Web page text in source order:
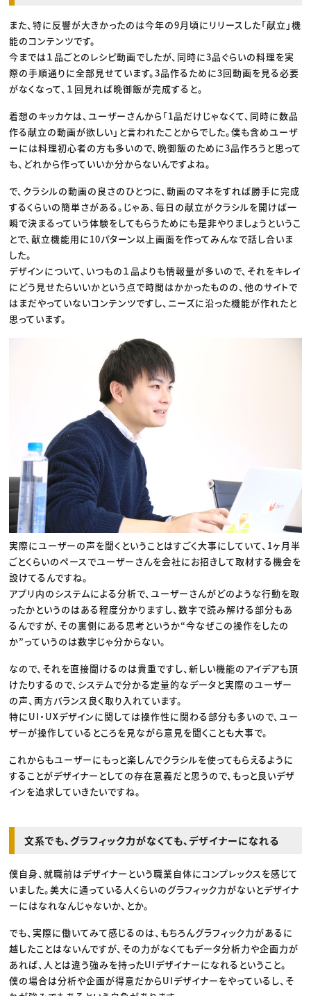
また、特に反響が大きかったのは今年の9月頃にリリースした「献立」機
能のコンテンツです。
今までは１品ごとのレシピ動画でしたが、同時に3品ぐらいの料理を実
際の手順通りに全部見せています。3品作るために3回動画を見る必要
がなくなって、１回見れば晩御飯が完成すると。
着想のキッカケは、ユーザーさんから「1品だけじゃなくて、同時に数品
作る献立の動画が欲しい」と言われたことからでした。僕も含めユーザ
ーには料理初心者の方も多いので、晩御飯のために3品作ろうと思って
も、どれから作っていいか分からないんですよね。
で、クラシルの動画の良さのひとつに、動画のマネをすれば勝手に完成
するくらいの簡単さがある。じゃあ、毎日の献立がクラシルを開けば一
瞬で決まるっていう体験をしてもらうためにも是非やりましょうというこ
とで、献立機能用に10パターン以上画面を作ってみんなで話し合いま
した。
デザインについて、いつもの１品よりも情報量が多いので、それをキレイ
にどう見せたらいいかという点で時間はかかったものの、他のサイトで
はまだやっていないコンテンツですし、ニーズに沿った機能が作れたと
思っています。
実際にユーザーの声を聞くということはすごく大事にしていて、1ヶ月半
ごとくらいのペースでユーザーさんを会社にお招きして取材する機会を
設けてるんですね。
アプリ内のシステムによる分析で、ユーザーさんがどのような行動を取
ったかというのはある程度分かりますし、数字で読み解ける部分もあ
るんですが、その裏側にある思考というか“今なぜこの操作をしたの
か”っていうのは数字じゃ分からない。
なので、それを直接聞けるのは貴重ですし、新しい機能のアイデアも頂
けたりするので、システムで分かる定量的なデータと実際のユーザー
の声、両方バランス良く取り入れています。
特にUI・UXデザインに関しては操作性に関わる部分も多いので、ユー
ザーが操作しているところを見ながら意見を聞くことも大事で。
これからもユーザーにもっと楽しんでクラシルを使ってもらえるように
することがデザイナーとしての存在意義だと思うので、もっと良いデザ
インを追求していきたいですね。
文系でも、グラフィック力がなくても、デザイナーになれる
僕自身、就職前はデザイナーという職業自体にコンプレックスを感じて
いました。美大に通っている人くらいのグラフィック力がないとデザイナ
ーにはなれなんじゃないか、とか。
でも、実際に働いてみて感じるのは、もちろんグラフィック力があるに
越したことはないんですが、その力がなくてもデータ分析力や企画力が
あれば、人とは違う強みを持ったUIデザイナーになれるということ。
僕の場合は分析や企画が得意だからUIデザイナーをやっているし、そ